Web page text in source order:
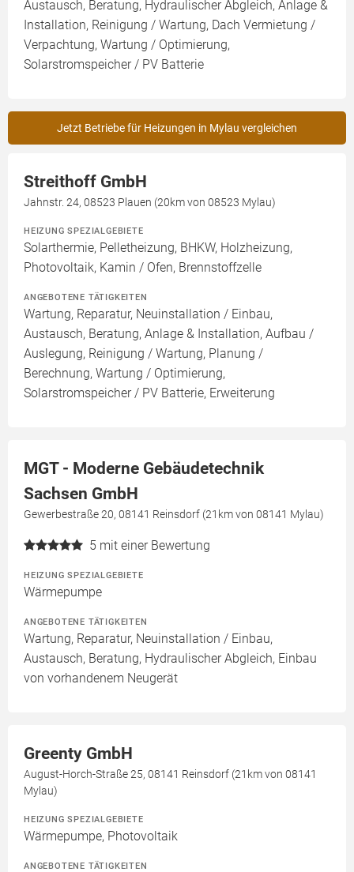
Austausch, Beratung, Hydraulischer Abgleich, Anlage &
Installation, Reinigung / Wartung, Dach Vermietung /
Verpachtung, Wartung / Optimierung,
Solarstromspeicher / PV Batterie
Jetzt Betriebe für Heizungen in Mylau vergleichen
Streithoff GmbH
Jahnstr. 24, 08523 Plauen (20km von 08523 Mylau)
HEIZUNG SPEZIALGEBIETE
Solarthermie, Pelletheizung, BHKW, Holzheizung,
Photovoltaik, Kamin / Ofen, Brennstoffzelle
ANGEBOTENE TÄTIGKEITEN
Wartung, Reparatur, Neuinstallation / Einbau,
Austausch, Beratung, Anlage & Installation, Aufbau /
Auslegung, Reinigung / Wartung, Planung /
Berechnung, Wartung / Optimierung,
Solarstromspeicher / PV Batterie, Erweiterung
MGT - Moderne Gebäudetechnik
Sachsen GmbH
Gewerbestraße 20, 08141 Reinsdorf (21km von 08141 Mylau)
5 mit einer Bewertung
HEIZUNG SPEZIALGEBIETE
Wärmepumpe
ANGEBOTENE TÄTIGKEITEN
Wartung, Reparatur, Neuinstallation / Einbau,
Austausch, Beratung, Hydraulischer Abgleich, Einbau
von vorhandenem Neugerät
Greenty GmbH
August-Horch-Straße 25, 08141 Reinsdorf (21km von 08141
Mylau)
HEIZUNG SPEZIALGEBIETE
Wärmepumpe, Photovoltaik
ANGEBOTENE TÄTIGKEITEN